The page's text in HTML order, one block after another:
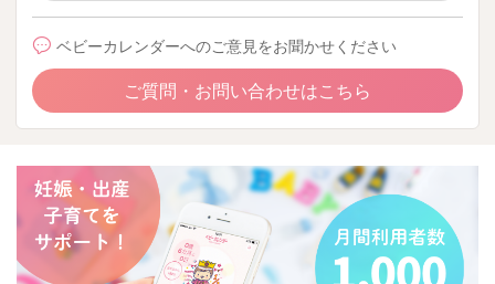
ベビーカレンダーへのご意見をお聞かせください
ご質問・お問い合わせはこちら